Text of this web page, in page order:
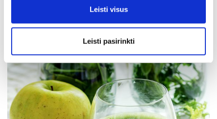
Leisti visus
Leisti pasirinkti